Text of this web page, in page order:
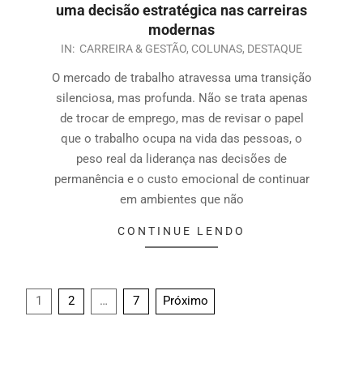
uma decisão estratégica nas carreiras
modernas
IN: CARREIRA & GESTÃO, COLUNAS, DESTAQUE
O mercado de trabalho atravessa uma transição
silenciosa, mas profunda. Não se trata apenas
de trocar de emprego, mas de revisar o papel
que o trabalho ocupa na vida das pessoas, o
peso real da liderança nas decisões de
permanência e o custo emocional de continuar
em ambientes que não
CONTINUE LENDO
1 2 … 7 Próximo